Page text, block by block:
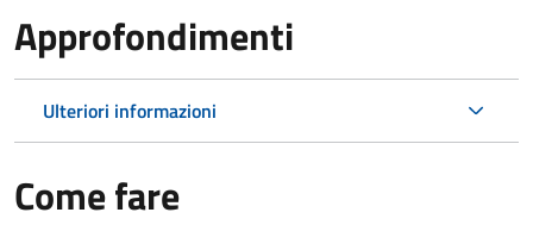
Approfondimenti
Ulteriori informazioni
Come fare